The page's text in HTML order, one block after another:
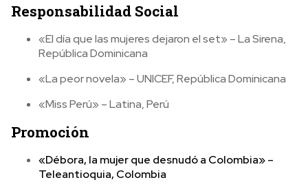
Responsabilidad Social
«El día que las mujeres dejaron el set» – La Sirena,
República Dominicana
«La peor novela» – UNICEF, República Dominicana
«Miss Perú» – Latina, Perú
Promoción
«Débora, la mujer que desnudó a Colombia» –
Teleantioquia, Colombia